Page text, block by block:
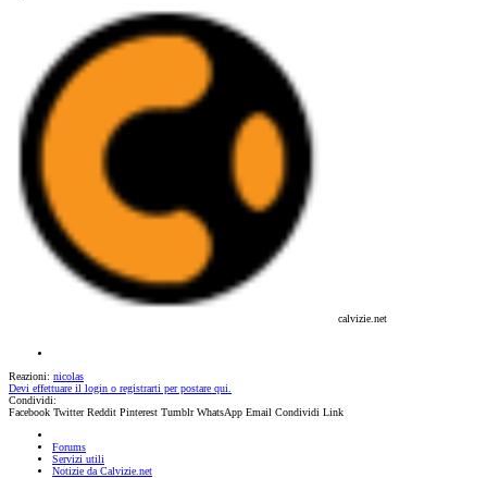
calvizie.net
Reazioni: nicolas
Devi effettuare il login o registrarti per postare qui.
Condividi:
Facebook Twitter Reddit Pinterest Tumblr WhatsApp Email Condividi Link
Forums
Servizi utili
Notizie da Calvizie.net